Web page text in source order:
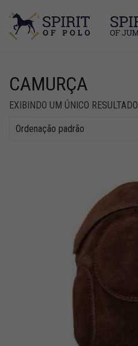
CAMURÇA
EXIBINDO UM ÚNICO RESULTADO
Ordenação padrão